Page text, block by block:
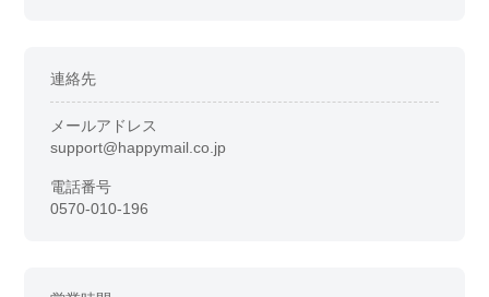
連絡先
メールアドレス
support@happymail.co.jp
電話番号
0570-010-196